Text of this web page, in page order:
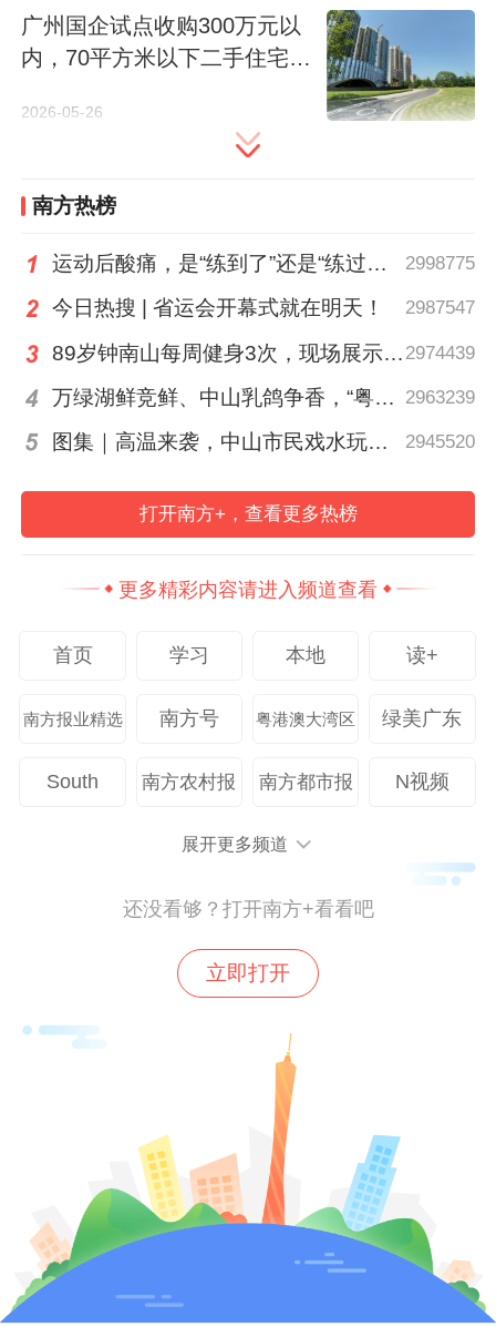
提出要制定非实地留用安置标准，规范非实
地留用安置程序。非实地留用安置标准不得
低于签订非实地留用安置协议或征地补偿安
置协议时被征收土地所在地的工业用地级别
基准地价。采取一种或多种非实地留用方式
安置的，市、县（市）人民政府应当组织有
地留用安置协议，或者在征地补偿安置协议
中予以明确。
置换物业应当为工业、仓储、商业、办公、
旅游或其他经营性用途，由市、县（市）人
镇域范围内无法落实物业置换的，协商一致
民政府可依据国土空间规划并结合重点功能
集中建设、向社会购买、土地出让配建物业
准可由被征地农村集体经济组织与项目建设
被征地农村集体经济组织按照出资、
股权比例及相关约定分享收益。股权收益应
当支付给农村集体经济组织。
【来源】南方农村报、南方+客户端
免责声明：本文由南方+客户端“南方号”入驻
单位发布，不代表“南方+”的观点和立场。
32
广州国企试点收购300万元以
内，70平方米以下二手住宅，
2026-05-26
南方热榜
运动后酸痛，是“练到了”还是“练过了”？ 2998775
今日热搜 | 省运会开幕式就在明天！ 2987547
89岁钟南山每周健身3次，现场展示常用拉力器 2974439
万绿湖鲜竞鲜、中山乳鸽争香，“粤菜师傅”烹南粤百味、人间烟火 2963239
图集｜高温来袭，中山市民戏水玩泡沫消暑 2945520
打开南方+，查看更多热榜
更多精彩内容请进入频道查看
首页 学习 本地 读+
南方报业精选 南方号 粤港澳大湾区 绿美广东
South 南方农村报 南方都市报 N视频
展开更多频道
还没看够？打开南方+看看吧
立即打开